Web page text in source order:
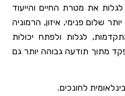
את מטרת החיים והייעוד
שלום פנימי, איזון, הרמוניה
לגלות ולפתח יכולות
מתוך תודעה גבוהה יותר גם
לחונכים.